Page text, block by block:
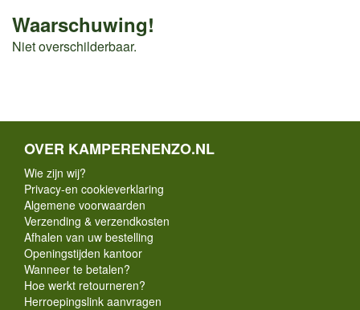
Waarschuwing!
Niet overschilderbaar.
OVER KAMPERENENZO.NL
Wie zijn wij?
Privacy-en cookieverklaring
Algemene voorwaarden
Verzending & verzendkosten
Afhalen van uw bestelling
Openingstijden kantoor
Wanneer te betalen?
Hoe werkt retourneren?
Herroepingslink aanvragen